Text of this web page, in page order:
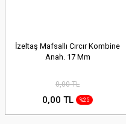
İzeltaş Mafsallı Cırcır Kombine
Anah. 17 Mm
0,00 TL
0,00 TL %25